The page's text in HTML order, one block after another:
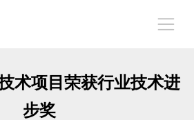
术项目荣获行业技术进
步奖